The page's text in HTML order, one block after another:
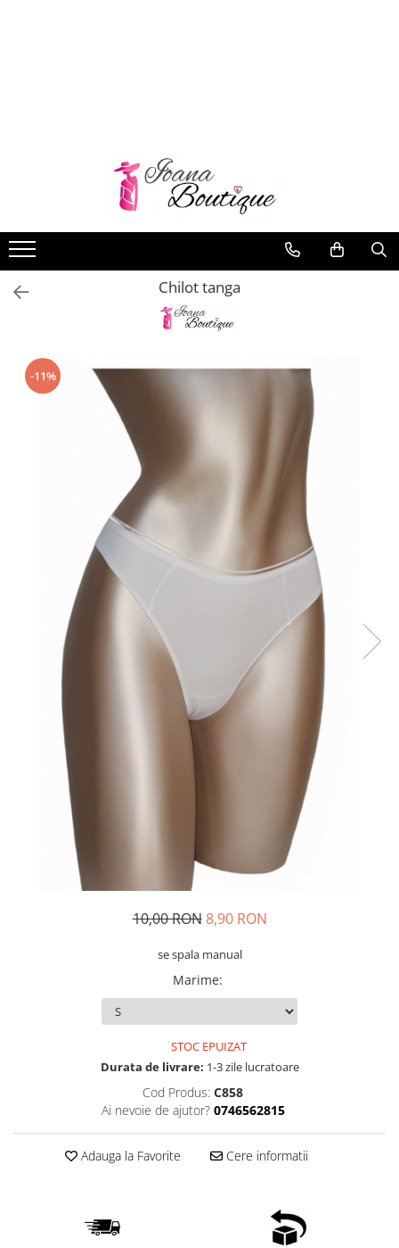
Chiloti clasici
Chiloti tanga
Compleuri & body-uri
Maiouri dama
Chilot tanga
-11%
10,00 RON 8,90 RON
se spala manual
Marime:
STOC EPUIZAT
Durata de livrare: 1-3 zile lucratoare
Cod Produs: C858
Ai nevoie de ajutor? 0746562815
Adauga la Favorite Cere informatii